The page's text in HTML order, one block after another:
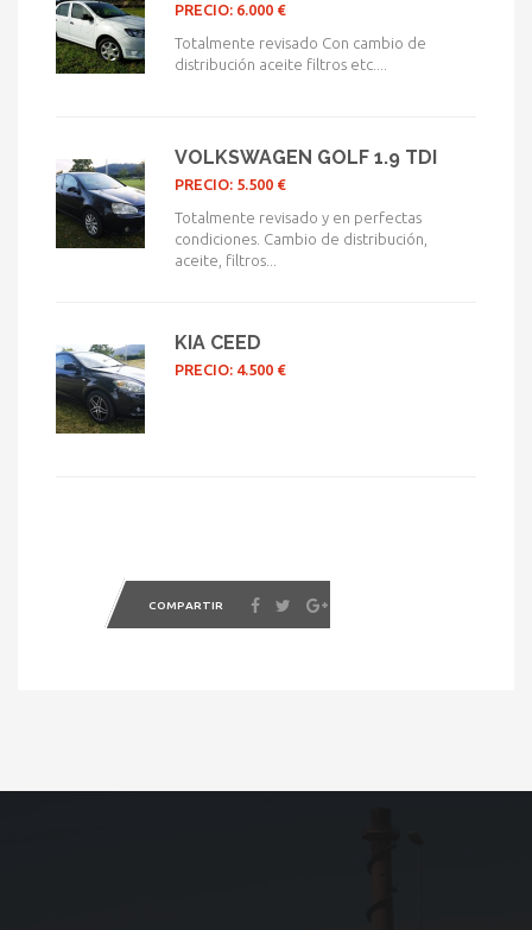
PRECIO: 6.000 €
Totalmente revisado Con cambio de
distribución aceite filtros etc....
VOLKSWAGEN GOLF 1.9 TDI
PRECIO: 5.500 €
Totalmente revisado y en perfectas
condiciones. Cambio de distribución,
aceite, filtros...
KIA CEED
PRECIO: 4.500 €
COMPARTIR